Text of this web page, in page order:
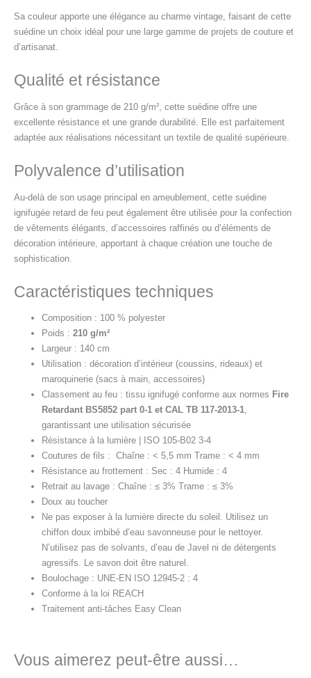
Sa couleur apporte une élégance au charme vintage, faisant de cette
suédine un choix idéal pour une large gamme de projets de couture et
d’artisanat.
Qualité et résistance
Grâce à son grammage de 210 g/m², cette suédine offre une
excellente résistance et une grande durabilité. Elle est parfaitement
adaptée aux réalisations nécessitant un textile de qualité supérieure.
Polyvalence d’utilisation
Au-delà de son usage principal en ameublement, cette suédine
ignifugée retard de feu peut également être utilisée pour la confection
de vêtements élégants, d’accessoires raffinés ou d’éléments de
décoration intérieure, apportant à chaque création une touche de
sophistication.
Caractéristiques techniques
Composition : 100 % polyester
Poids : 210 g/m²
Largeur : 140 cm
Utilisation : décoration d’intérieur (coussins, rideaux) et
maroquinerie (sacs à main, accessoires)
Classement au feu : tissu ignifugé conforme aux normes Fire
Retardant BS5852 part 0-1 et CAL TB 117-2013-1,
garantissant une utilisation sécurisée
Résistance à la lumière | ISO 105-B02 3-4
Coutures de fils : Chaîne : < 5,5 mm Trame : < 4 mm
Résistance au frottement : Sec : 4 Humide : 4
Retrait au lavage : Chaîne : ≤ 3% Trame : ≤ 3%
Doux au toucher
Ne pas exposer à la lumière directe du soleil. Utilisez un
chiffon doux imbibé d’eau savonneuse pour le nettoyer.
N’utilisez pas de solvants, d’eau de Javel ni de détergents
agressifs. Le savon doit être naturel.
Boulochage : UNE-EN ISO 12945-2 : 4
Conforme à la loi REACH
Traitement anti-tâches Easy Clean
Vous aimerez peut-être aussi…